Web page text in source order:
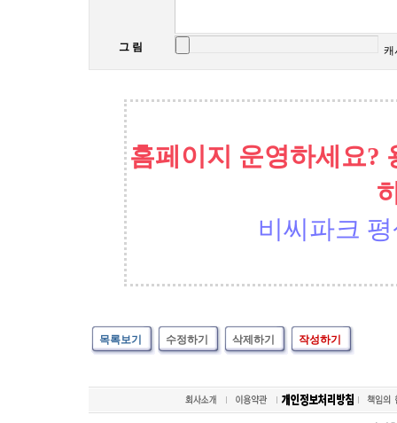
그 림 캐
홈페이지 운영하세요?
비씨파크
목록보기 수정하기 삭제하기 작성하기